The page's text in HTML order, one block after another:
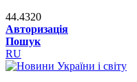
44.4320
Авторизація
Пошук
RU